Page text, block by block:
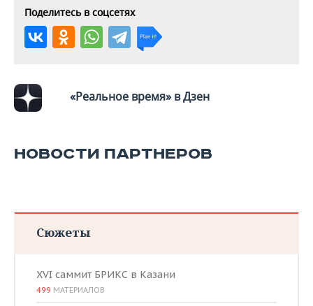
Поделитесь в соцсетях
«Реальное время» в Дзен
НОВОСТИ ПАРТНЕРОВ
Сюжеты
XVI саммит БРИКС в Казани
499 МАТЕРИАЛОВ